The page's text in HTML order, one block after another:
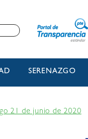
SERENAZGO
21 de junio de 2020